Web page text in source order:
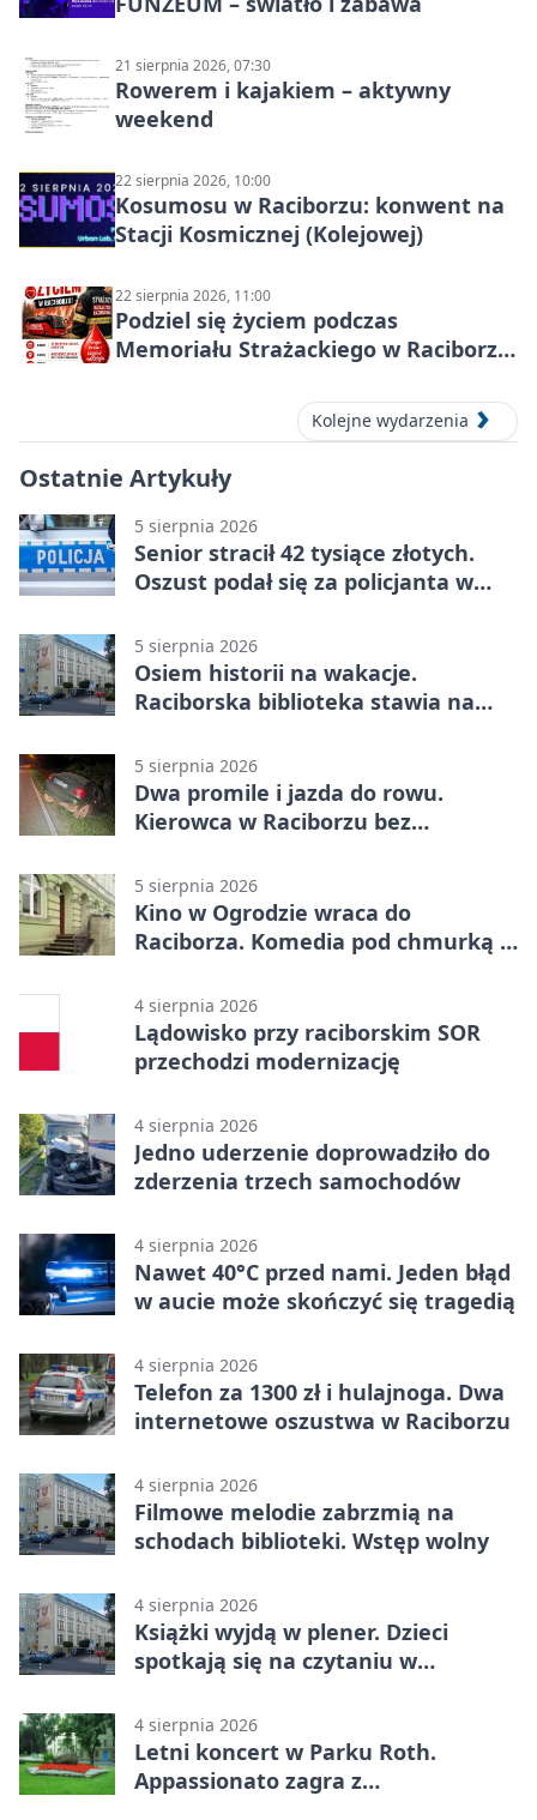
21 sierpnia 2026, 07:30
Rowerem i kajakiem – aktywny
weekend
22 sierpnia 2026, 10:00
Kosumosu w Raciborzu: konwent na
Stacji Kosmicznej (Kolejowej)
22 sierpnia 2026, 11:00
Podziel się życiem podczas
Memoriału Strażackiego w Raciborzu
Kolejne wydarzenia
Ostatnie Artykuły
5 sierpnia 2026
Senior stracił 42 tysiące złotych.
Oszust podał się za policjanta w
5 sierpnia 2026
Osiem historii na wakacje.
Raciborska biblioteka stawia na
5 sierpnia 2026
Dwa promile i jazda do rowu.
Kierowca w Raciborzu bez
5 sierpnia 2026
Kino w Ogrodzie wraca do
Raciborza. Komedia pod chmurką w
4 sierpnia 2026
Lądowisko przy raciborskim SOR
przechodzi modernizację
4 sierpnia 2026
Jedno uderzenie doprowadziło do
zderzenia trzech samochodów
4 sierpnia 2026
Nawet 40°C przed nami. Jeden błąd
w aucie może skończyć się tragedią
4 sierpnia 2026
Telefon za 1300 zł i hulajnoga. Dwa
internetowe oszustwa w Raciborzu
4 sierpnia 2026
Filmowe melodie zabrzmią na
schodach biblioteki. Wstęp wolny
4 sierpnia 2026
Książki wyjdą w plener. Dzieci
spotkają się na czytaniu w
4 sierpnia 2026
Letni koncert w Parku Roth.
Appassionato zagra z